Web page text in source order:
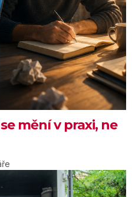
mění v praxi, ne